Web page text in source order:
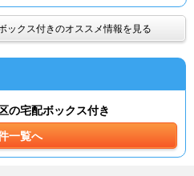
ックス付きのオススメ情報を見る
の宅配ボックス付き
一覧へ